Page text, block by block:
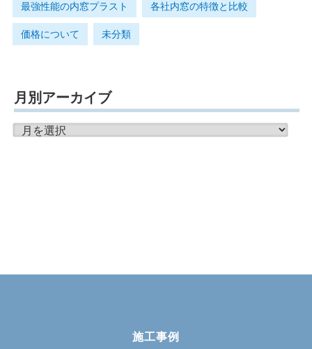
最強性能の内窓プラスト 各社内窓の特徴と比較
価格について 未分類
月別アーカイブ
月
別
施工事例